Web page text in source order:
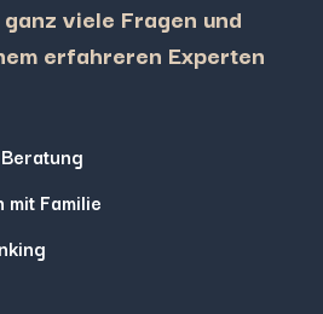
viele Fragen und
erfahreren Experten
Familie